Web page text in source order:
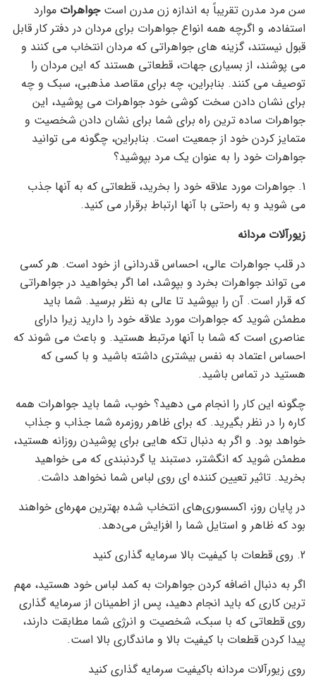
سن مرد مدرن تقریباً به اندازه زن مدرن استجواهرات موارد
استفاده، و اگرچه همه انواع جواهرات برای مردان در دفتر کار قابل
قبول نیستند، گزینه های جواهراتی که مردان انتخاب می کنند و
می پوشند، از بسیاری جهات، قطعاتی هستند که این مردان را
توصیف می کنند. بنابراین، چه برای مقاصد مذهبی، سبک و چه
برای نشان دادن سخت کوشی خود جواهرات می پوشید، این
جواهرات ساده ترین راه برای شما برای نشان دادن شخصیت و
متمایز کردن خود از جمعیت است. بنابراین، چگونه می توانید
جواهرات خود را به عنوان یک مرد بپوشید؟
1. جواهرات مورد علاقه خود را بخرید، قطعاتی که به آنها جذب
می شوید و به راحتی با آنها ارتباط برقرار می کنید.
زیورآلات مردانه
در قلب جواهرات عالی، احساس قدردانی از خود است. هر کسی
می تواند جواهرات بخرد و بپوشد، اما اگر بخواهید در جواهراتی
که قرار است. آن را بپوشید تا عالی به نظر برسید. شما باید
مطمئن شوید که جواهرات مورد علاقه خود را دارید زیرا دارای
عناصری است که شما با آنها مرتبط هستید. و باعث می شوند که
احساس اعتماد به نفس بیشتری داشته باشید و با کسی که
هستید در تماس باشید.
چگونه این کار را انجام می دهید؟ خوب، شما باید جواهرات همه
کاره را در نظر بگیرید. که برای ظاهر روزمره شما جذاب و جذاب
خواهد بود. و اگر به دنبال تکه هایی برای پوشیدن روزانه هستید،
مطمئن شوید که انگشتر، دستبند یا گردنبندی که می خواهید
بخرید. تاثیر تعیین کننده ای روی لباس شما نخواهد داشت.
در پایان روز، اکسسوری‌های انتخاب شده بهترین مهره‌ای خواهند
بود که ظاهر و استایل شما را افزایش می‌دهد.
2. روی قطعات با کیفیت بالا سرمایه گذاری کنید
اگر به دنبال اضافه کردن جواهرات به کمد لباس خود هستید، مهم
ترین کاری که باید انجام دهید، پس از اطمینان از سرمایه گذاری
روی قطعاتی که با سبک، شخصیت و انرژی شما مطابقت دارند،
پیدا کردن قطعات با کیفیت بالا و ماندگاری بالا است.
روی زیورآلات مردانه باکیفیت سرمایه گذاری کنید